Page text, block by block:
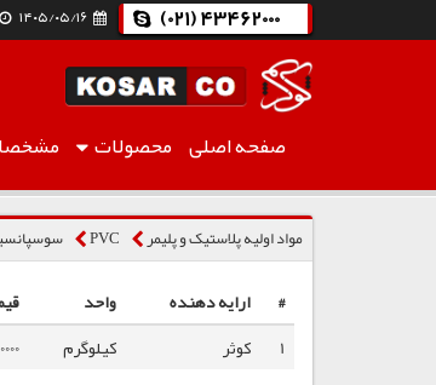
(021) 43462000
صفحه اصلی محصولات
پی وی سی بندر امام S7054
مواد اولیه پلاستیک و پلیمر PVC
# ارایه دهنده واحد
1
کوثر کیلوگرم